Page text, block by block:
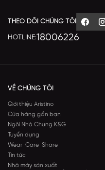
THEO DÕI CHÚNG TÔI
HOTLINE:18006226
VỀ CHÚNG TÔI
Giới thiệu Aristino
Cửa hàng gần bạn
Ngôi Nhà Chung K&G
Tuyển dụng
Wear-Care-Share
Tin tức
Nhà máy sản xuất